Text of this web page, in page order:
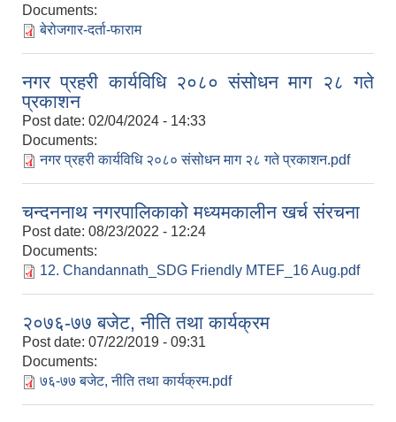
Documents:
बेरोजगार-दर्ता-फाराम
नगर प्रहरी कार्यविधि २०८० संसोधन माग २८ गते
प्रकाशन
Post date: 02/04/2024 - 14:33
Documents:
नगर प्रहरी कार्यविधि २०८० संसोधन माग २८ गते प्रकाशन.pdf
चन्दननाथ नगरपालिकाको मध्यमकालीन खर्च संरचना
Post date: 08/23/2022 - 12:24
Documents:
12. Chandannath_SDG Friendly MTEF_16 Aug.pdf
२०७६-७७ बजेट, नीति तथा कार्यक्रम
Post date: 07/22/2019 - 09:31
Documents:
७६-७७ बजेट, नीति तथा कार्यक्रम.pdf